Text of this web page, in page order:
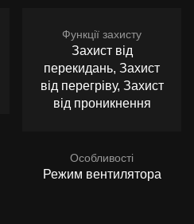
Функції захисту
Захист від
перекидань, Захист
від перегріву, Захист
від проникнення
Особливості
Режим вентилятора